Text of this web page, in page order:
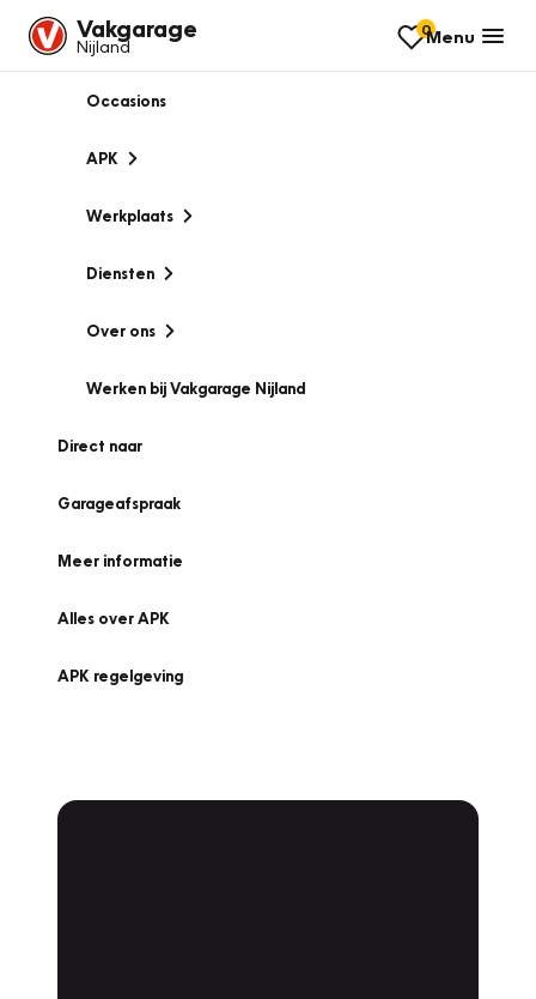
Vakgarage
Nijland
0Menu
Occasions
APK
Werkplaats
Diensten
Over ons
Werken bij Vakgarage Nijland
Direct naar
Garageafspraak
Meer informatie
Alles over APK
APK regelgeving